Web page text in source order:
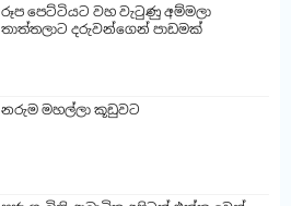
රූප පෙට්ටියට වහ වැටුණු අම්මලා
තාත්තලාට දරුවන්ගෙන් පාඩමක්
නරුම මහල්ලා කූඩුවට